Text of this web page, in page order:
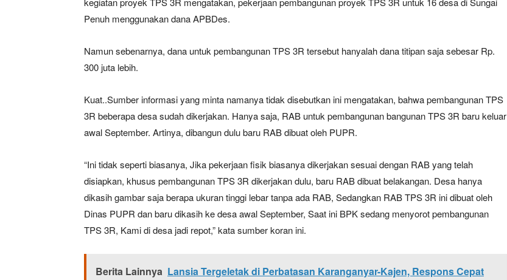
Penuh menggunakan dana APBDes.
Namun sebenarnya, dana untuk pembangunan TPS 3R tersebut hanyalah dana titipan saja sebesar Rp.
300 juta lebih.
Kuat..Sumber informasi yang minta namanya tidak disebutkan ini mengatakan, bahwa pembangunan TPS
3R beberapa desa sudah dikerjakan. Hanya saja, RAB untuk pembangunan bangunan TPS 3R baru keluar
awal September. Artinya, dibangun dulu baru RAB dibuat oleh PUPR.
“Ini tidak seperti biasanya, Jika pekerjaan fisik biasanya dikerjakan sesuai dengan RAB yang telah
disiapkan, khusus pembangunan TPS 3R dikerjakan dulu, baru RAB dibuat belakangan. Desa hanya
dikasih gambar saja berapa ukuran tinggi lebar tanpa ada RAB, Sedangkan RAB TPS 3R ini dibuat oleh
Dinas PUPR dan baru dikasih ke desa awal September, Saat ini BPK sedang menyorot pembangunan
TPS 3R, Kami di desa jadi repot,” kata sumber koran ini.
Berita Lainnya Lansia Tergeletak di Perbatasan Karanganyar-Kajen, Respons Cepat